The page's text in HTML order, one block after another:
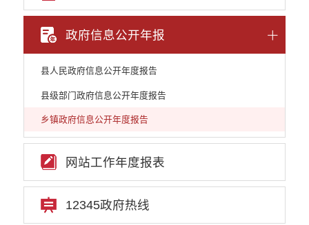
政府信息公开年报
县人民政府信息公开年度报告
县级部门政府信息公开年度报告
乡镇政府信息公开年度报告
网站工作年度报表
12345政府热线